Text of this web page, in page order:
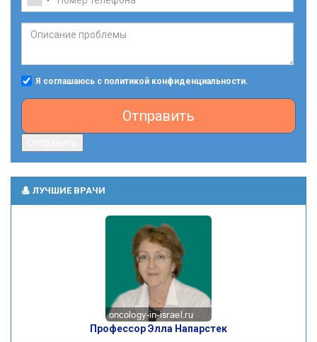
Я соглашаюсь с политикой конфиденциальности.
Отправить
ЛУЧШИЕ ВРАЧИ
Профессор Элла Напарстек